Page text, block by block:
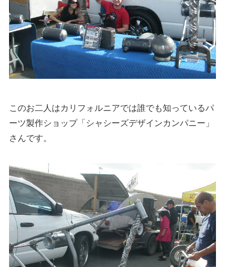
このお二人はカリフォルニアでは誰でも知っているパ
ーツ製作ショップ「シャシーズデザインカンパニー」
さんです。